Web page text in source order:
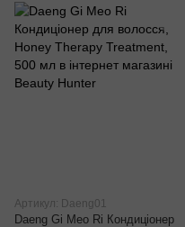
Артикул: Daeng01
Daeng Gi Meo Ri Кондиціонер